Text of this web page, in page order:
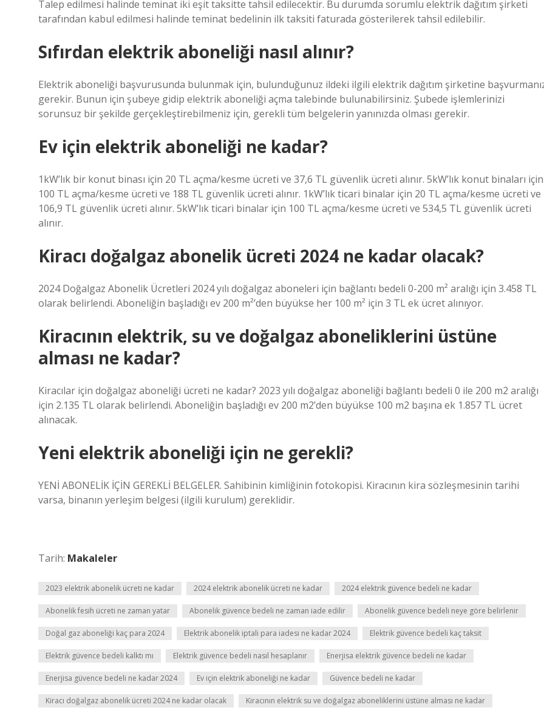
Talep edilmesi halinde teminat iki eşit taksitte tahsil edilecektir. Bu durumda sorumlu elektrik dağıtım şirketi
tarafından kabul edilmesi halinde teminat bedelinin ilk taksiti faturada gösterilerek tahsil edilebilir.
Sıfırdan elektrik aboneliği nasıl alınır?
Elektrik aboneliği başvurusunda bulunmak için, bulunduğunuz ildeki ilgili elektrik dağıtım şirketine
gerekir. Bunun için şubeye gidip elektrik aboneliği açma talebinde bulunabilirsiniz. Şubede işlemlerinizi
sorunsuz bir şekilde gerçekleştirebilmeniz için, gerekli tüm belgelerin yanınızda olması gerekir.
Ev için elektrik aboneliği ne kadar?
1kW’lık bir konut binası için 20 TL açma/kesme ücreti ve 37,6 TL güvenlik ücreti alınır. 5kW’lık konut binaları için
100 TL açma/kesme ücreti ve 188 TL güvenlik ücreti alınır. 1kW’lık ticari binalar için 20 TL açma/kesme ücreti ve
106,9 TL güvenlik ücreti alınır. 5kW’lık ticari binalar için 100 TL açma/kesme ücreti ve 534,5 TL güvenlik ücreti
alınır.
Kiracı doğalgaz abonelik ücreti 2024 ne kadar olacak?
2024 Doğalgaz Abonelik Ücretleri 2024 yılı doğalgaz aboneleri için bağlantı bedeli 0-200 m² aralığı için 3.458 TL
olarak belirlendi. Aboneliğin başladığı ev 200 m²’den büyükse her 100 m² için 3 TL ek ücret alınıyor.
Kiracının elektrik, su ve doğalgaz aboneliklerini üstüne
alması ne kadar?
Kiracılar için doğalgaz aboneliği ücreti ne kadar? 2023 yılı doğalgaz aboneliği bağlantı bedeli 0 ile 200 m2 aralığı
için 2.135 TL olarak belirlendi. Aboneliğin başladığı ev 200 m2’den büyükse 100 m2 başına ek 1.857 TL ücret
alınacak.
Yeni elektrik aboneliği için ne gerekli?
YENİ ABONELİK İÇİN GEREKLİ BELGELER. Sahibinin kimliğinin fotokopisi. Kiracının kira sözleşmesinin tarihi
varsa, binanın yerleşim belgesi (ilgili kurulum) gereklidir.
Tarih: Makaleler
2023 elektrik abonelik ücreti ne kadar 2024 elektrik abonelik ücreti ne kadar 2024 elektrik güvence bedeli ne kadar
Abonelik fesih ücreti ne zaman yatar Abonelik güvence bedeli ne zaman iade edilir Abonelik güvence bedeli neye göre belirlenir
Doğal gaz aboneliği kaç para 2024 Elektrik abonelik iptali para iadesi ne kadar 2024 Elektrik güvence bedeli kaç taksit
Elektrik güvence bedeli kalktı mı Elektrik güvence bedeli nasıl hesaplanır Enerjisa elektrik güvence bedeli ne kadar
Enerjisa güvence bedeli ne kadar 2024 Ev için elektrik aboneliği ne kadar Güvence bedeli ne kadar
Kiracı doğalgaz abonelik ücreti 2024 ne kadar olacak Kiracının elektrik su ve doğalgaz aboneliklerini üstüne alması ne kadar